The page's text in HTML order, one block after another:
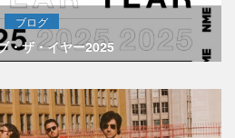
ブログ
・ザ・イヤー2025